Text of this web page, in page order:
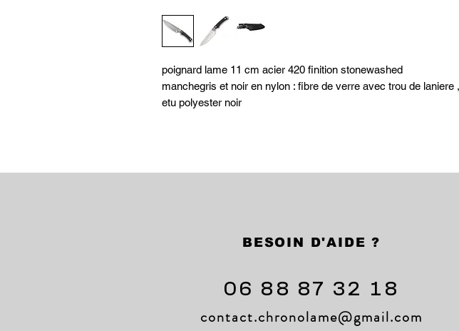
poignard lame 11 cm acier 420 finition stonewashed
manchegris et noir en nylon : fibre de verre avec trou de laniere ,
etu polyester noir
BESOIN D'AIDE ?
06 88 87 32 18
contact.chronolame@gmail.com